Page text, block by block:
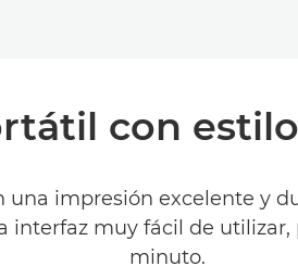
con
impresión excelente y
muy fácil de
minuto.